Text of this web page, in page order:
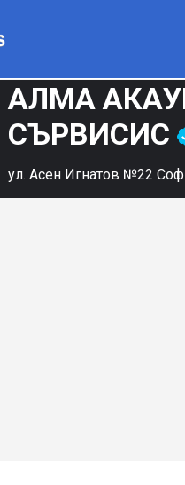
АЛМА
СЪРВИСИС
ул. Асен Игнатов №22